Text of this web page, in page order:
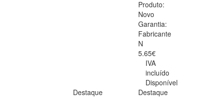
Produto:
Novo
Garantia:
Fabricante
N
5.65€
IVA
incluído
Disponível
Destaque
Destaque